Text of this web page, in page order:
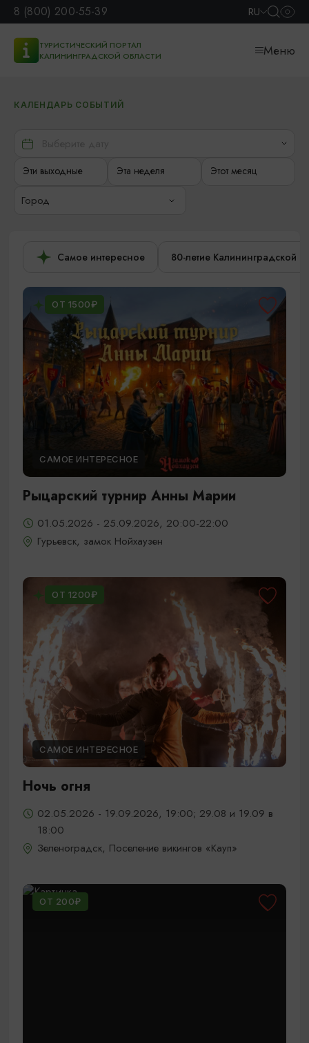
8 (800) 200-55-39 RU
ТУРИСТИЧЕСКИЙ ПОРТАЛ
КАЛИНИНГРАДСКОЙ ОБЛАСТИ
Меню
КАЛЕНДАРЬ СОБЫТИЙ
Эти выходные Эта неделя Этот месяц
Город
Самое интересное 80-летие Калининградской
ОТ 1500₽
САМОЕ ИНТЕРЕСНОЕ
Рыцарский турнир Анны Марии
01.05.2026 - 25.09.2026, 20:00-22:00
Гурьевск, замок Нойхаузен
ОТ 1200₽
САМОЕ ИНТЕРЕСНОЕ
Ночь огня
02.05.2026 - 19.09.2026, 19:00; 29.08 и 19.09 в
18:00
Зеленоградск, Поселение викингов «Кауп»
ОТ 200₽